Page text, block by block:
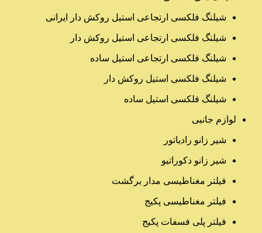
شیلنگ فلکسی ارتجاعی استیل روکش دار ایرانی
شیلنگ فلکسی ارتجاعی استیل روکش دار
شیلنگ فلکسی ارتجاعی استیل ساده
شیلنگ فلکسی استیل روکش دار
شیلنگ فلکسی استیل ساده
لوازم جانبی
شیر زانو رادیاتور
شیر زانو دکوراتیو
فیلتر مغناطیسی مدار برگشت
فیلتر مغناطیسی پکیج
فیلتر پلی فسفات پکیج